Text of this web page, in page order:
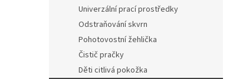
Univerzální prací prostředky
Odstraňování skvrn
Pohotovostní žehlička
Čistič pračky
Děti citlivá pokožka